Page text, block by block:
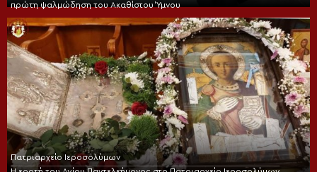
πρώτη ψαλμώδηση του Ακαθίστου Ύμνου
Πατριαρχείο Ιεροσολύμων